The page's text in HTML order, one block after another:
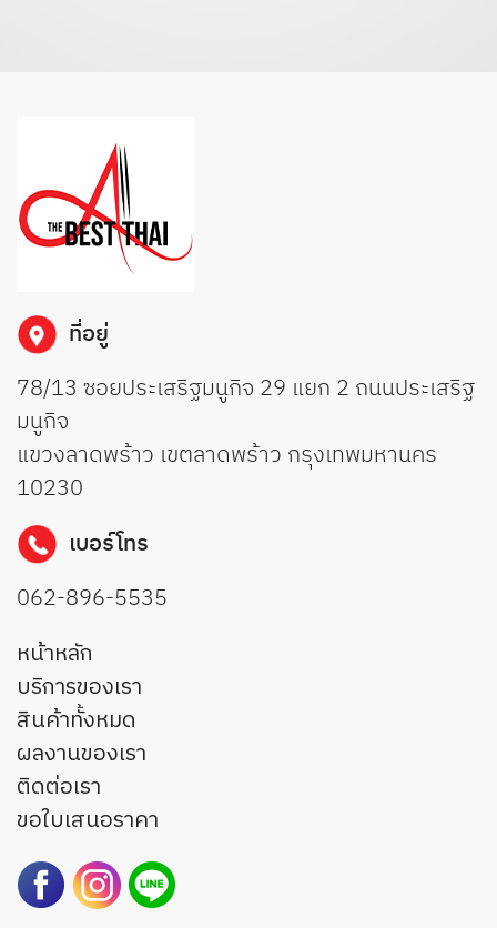
ที่อยู่
78/13 ซอยประเสริฐมนูกิจ 29 แยก 2 ถนนประเสริฐ
มนูกิจ
แขวงลาดพร้าว เขตลาดพร้าว กรุงเทพมหานคร
10230
เบอร์โทร
062-896-5535
หน้าหลัก
บริการของเรา
สินค้าทั้งหมด
ผลงานของเรา
ติดต่อเรา
ขอใบเสนอราคา